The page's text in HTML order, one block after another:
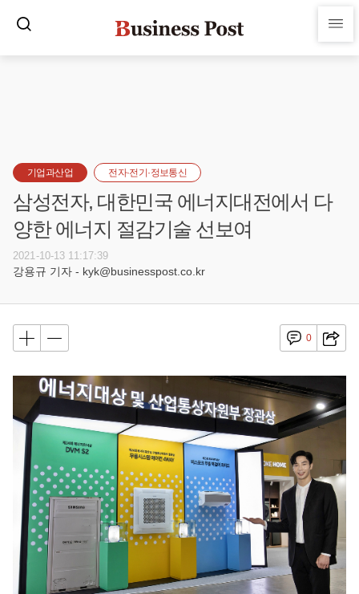
기업과산업 전자·전기·정보통신
삼성전자, 대한민국 에너지대전에서 다
양한 에너지 절감기술 선보여
2021-10-13 11:17:39
강용규 기자 - kyk@businesspost.co.kr
0